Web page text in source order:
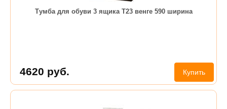
Тумба для обуви 3 ящика Т23 венге 590 ширина
4620 руб. Купить